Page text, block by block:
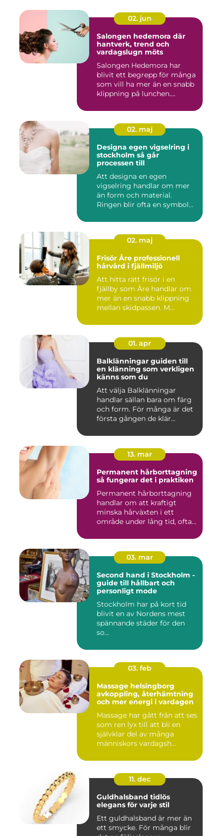
02. jun
Salongen hedemora där
hantverk, trend och
vardagslugn möts
Salongen Hedemora har
blivit ett begrepp för många
som vill ha mer än en snabb
klippning på lunchen....
02. maj
Designa egen vigselring i
stockholm så går
processen till
Att designa en egen
vigselring handlar om mer
än form och material.
Ringen blir ofta en symbol
02. maj
Frisör Åre professionell
hårvård i fjällmiljö
Att hitta rätt frisör i en
fjällby som Åre handlar om
mer än en snabb klippning
mellan skidpassen. M...
01. apr
Balklänningar guiden till
en klänning som verkligen
känns som du
Att välja Balklänningar
handlar sällan bara om färg
och form. För många är det
första gången de klär...
13. mar
Permanent hårborttagning
så fungerar det i praktiken
Permanent hårborttagning
handlar om att kraftigt
minska hårväxten i ett
område under lång tid, ofta
03. mar
Second hand i Stockholm -
guide till hållbart och
personligt mode
Stockholm har på kort tid
blivit en av Nordens mest
spännande städer för den
so...
03. feb
Massage helsingborg
avkoppling, återhämtning
och mer energi i vardagen
Massage har gått från att ses
som ren lyx till att bli en
självklar del av många
människors vardagsh...
11. dec
Guldhalsband tidlös
elegans för varje stil
Ett guldhalsband är mer än
ett smycke. För många blir